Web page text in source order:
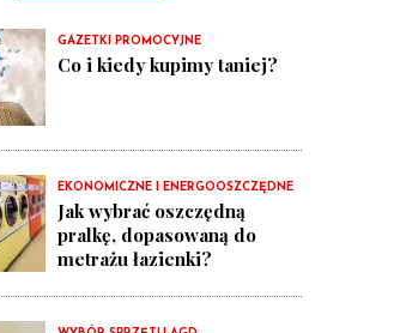
GAZETKI PROMOCYJNE
Co i kiedy kupimy taniej?
EKONOMICZNE I ENERGOOSZCZĘDNE
Jak wybrać oszczędną
pralkę, dopasowaną do
metrażu łazienki?